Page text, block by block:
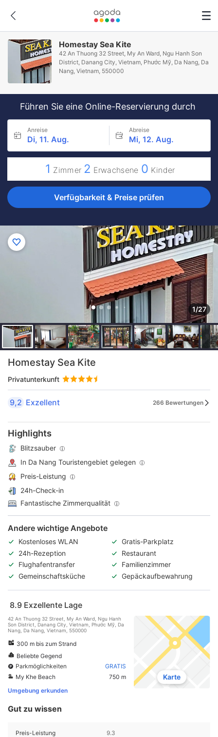
Homestay Sea Kite
42 An Thuong 32 Street, My An Ward, Ngu Hanh Son
District, Danang City, Vietnam, Phước Mỹ, Da Nang, Da
Nang, Vietnam, 550000
Führen Sie eine Online-Reservierung durch
Anreise
Di, 11. Aug.
Abreise
Mi, 12. Aug.
1 Zimmer 2 Erwachsene 0 Kinder
Verfügbarkeit & Preise prüfen
1/27
Homestay Sea Kite
Privatunterkunft
9,2 Exzellent 266 Bewertungen
Highlights
Blitzsauber
In Da Nang Touristengebiet gelegen
Preis-Leistung
24h-Check-in
Fantastische Zimmerqualität
Andere wichtige Angebote
Kostenloses WLAN
Gratis-Parkplatz
24h-Rezeption
Restaurant
Flughafentransfer
Familienzimmer
Gemeinschaftsküche
Gepäckaufbewahrung
8.9 Exzellente Lage
42 An Thuong 32 Street, My An Ward, Ngu Hanh
Son District, Danang City, Vietnam, Phước Mỹ, Da
Nang, Da Nang, Vietnam, 550000
300 m bis zum Strand
Beliebte Gegend
Parkmöglichkeiten
GRATIS
My Khe Beach
750 m
Umgebung erkunden
Karte
Gut zu wissen
Preis-Leistung 9.3